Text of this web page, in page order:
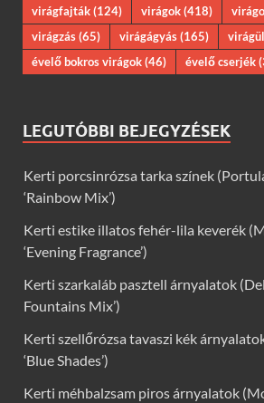
virágfajták(124) virágok(418)
virágzás(65) virágágyás(165)
évelő bokros virágok(46) évelő cserjék
LEGUTÓBBI BEJEGYZÉSEK
Kerti porcsinrózsa tarka színek
‘Rainbow Mix’)
Kerti estike illatos fehér-lila keverék
‘Evening Fragrance’)
Kerti szarkaláb pasztell árnyalatok
Fountains Mix’)
Kerti szellőrózsa tavaszi kék
‘Blue Shades’)
Kerti méhbalzsam piros árnyalatok